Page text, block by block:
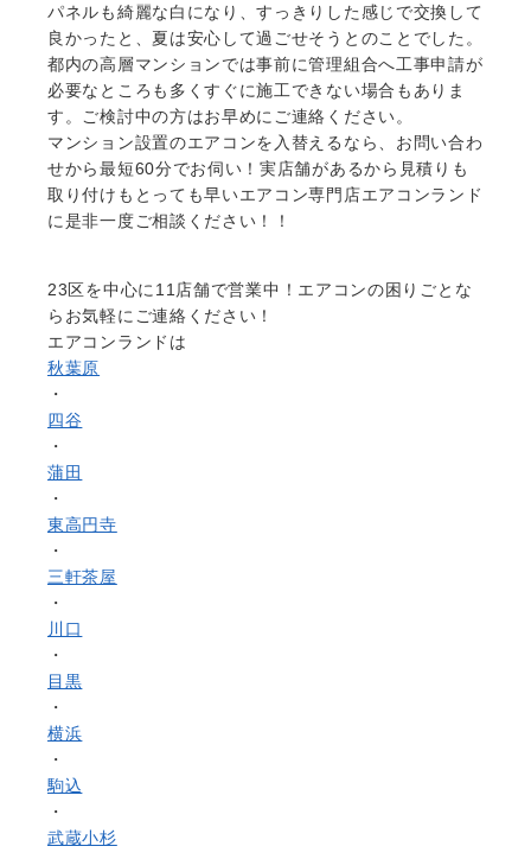
パネルも綺麗な白になり、すっきりした感じで交換して
良かったと、夏は安心して過ごせそうとのことでした。
都内の高層マンションでは事前に管理組合へ工事申請が
必要なところも多くすぐに施工できない場合もありま
す。ご検討中の方はお早めにご連絡ください。
マンション設置のエアコンを入替えるなら、お問い合わ
せから最短60分でお伺い！実店舗があるから見積りも
取り付けもとっても早いエアコン専門店エアコンランド
に是非一度ご相談ください！！
23区を中心に 11店舗で営業中！エアコンの困りごとな
らお気軽にご連絡ください！
エアコンランドは
秋葉原
・
四谷
・
蒲田
・
東高円寺
・
三軒茶屋
・
川口
・
目黒
・
横浜
・
駒込
・
武蔵小杉